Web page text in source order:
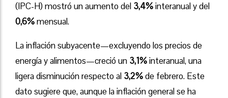
(IPC-H) mostró un aumento del 3,4%interanual y del
0,6%mensual.
La inflación subyacente—excluyendo los precios de
energía y alimentos—creció un 3,1%interanual, una
ligera disminución respecto al 3,2%de febrero. Este
dato sugiere que, aunque la inflación general se ha